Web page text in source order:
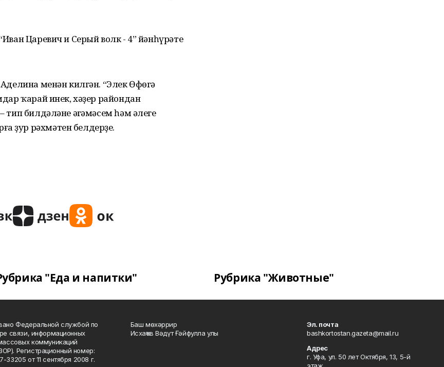
Царевич и Серый волк - 4” йәнһүрәте
менән килгән. “Элек Өфөгә
ҡарай инек, хәҙер райондан
билдәләне әңгәмәсем һәм әлеге
ҙур рәхмәтен белдерҙе.
"Еда и напитки" Рубрика "Животные"
Федеральной службой по
связи, информационных
коммуникаций
Регистрационный номер:
от 11 сентября 2008 г.
Баш мөхәррир
Исхаҡов Вәдүт Ғәйфулла улы
Эл. почта
bashkortostan.gazeta@mail.ru
Адрес
г. Уфа, ул. 50 лет Октября, 13, 5-й